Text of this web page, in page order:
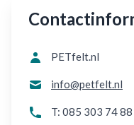
PETfelt.nl
info@petfelt.nl
T: 085 303 74 88